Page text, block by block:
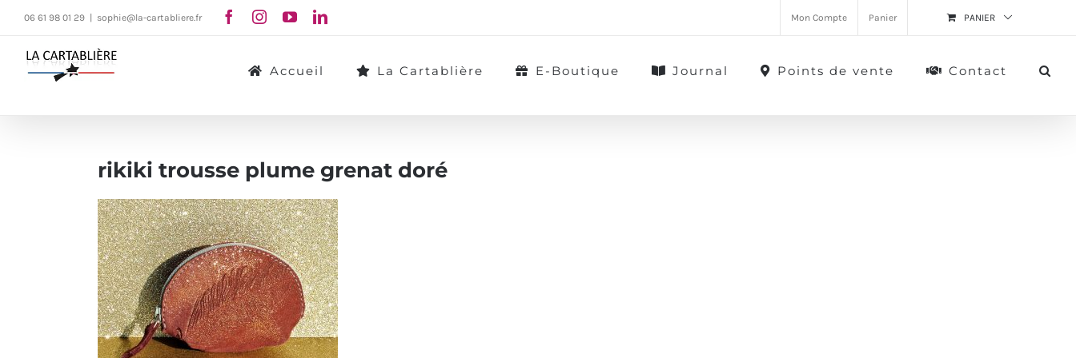
contenu
06 61 98 01 29 sophie@la-cartabliere.fr Mon Compte Panier PANIER
Accueil La Cartablière E-Boutique Journal Points de vente Contact
rikiki trousse plume grenat doré